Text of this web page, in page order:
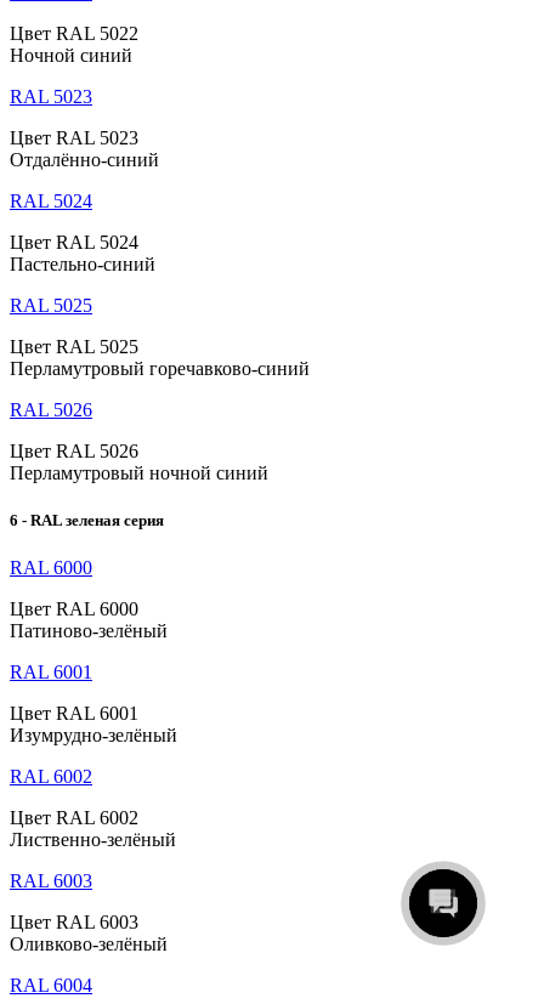
Цвет RAL 5022
Ночной синий
RAL 5023
Цвет RAL 5023
Отдалённо-синий
RAL 5024
Цвет RAL 5024
Пастельно-синий
RAL 5025
Цвет RAL 5025
Перламутровый горечавково-синий
RAL 5026
Цвет RAL 5026
Перламутровый ночной синий
6 - RAL зеленая серия
RAL 6000
Цвет RAL 6000
Патиново-зелёный
RAL 6001
Цвет RAL 6001
Изумрудно-зелёный
RAL 6002
Цвет RAL 6002
Лиственно-зелёный
RAL 6003
Цвет RAL 6003
Оливково-зелёный
RAL 6004